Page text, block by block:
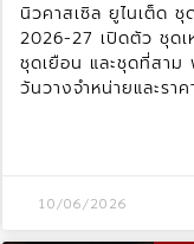
นิวคาสเซิล ยูไนเต็ด ชุ
2026-27 เปิดตัว ชุดเ
ชุดเยือน และชุดที่สาม
วันวางจำหน่ายและราค
10/06/2026